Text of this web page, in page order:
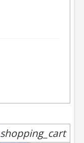
shopping_cart